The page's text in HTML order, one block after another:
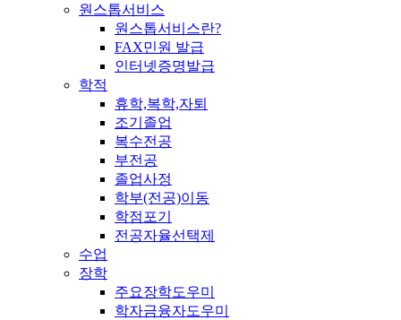
원스톱서비스
원스톱서비스란?
FAX민원 발급
인터넷증명발급
학적
휴학,복학,자퇴
조기졸업
복수전공
부전공
졸업사정
학부(전공)이동
학점포기
전공자율선택제
수업
장학
주요장학도우미
학자금융자도우미